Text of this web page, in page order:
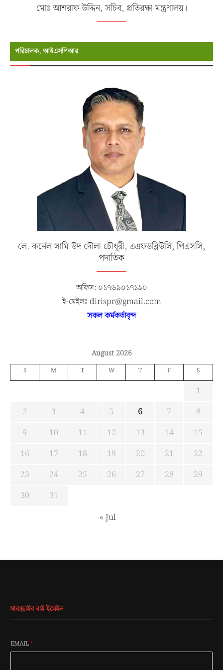
মোঃ আশরাফ উদ্দিন, সচিব, প্রতিরক্ষা মন্ত্রণালয়।
পরিচালক, আইএসপিআর
লে. কর্নেল সামি উদ দৌলা চৌধুরী, এএফডব্লিউসি, পিএসসি,
পদাতিক
অফিস: ০১৭৬৯০১৭১৯০
ই-মেইলঃ dirispr@gmail.com
সকল কর্মকর্তাবৃন্দ
August 2026
S M T W T F S
1
2
3 4 5 6 7
8
9
10 11 12 13 14
15
16
17 18 19 20 21
22
23
24 25 26 27 28
29
30
31
« Jul
সাবস্ক্রাইব বাই ইমেইল
EMAIL*